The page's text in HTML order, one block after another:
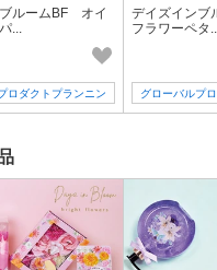
ルームBF オイ
...
ロダクトプランニン
グ
デイズイン
フラワーペタ
グローバルプ